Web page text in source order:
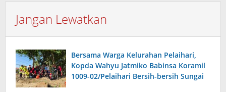
Jangan Lewatkan
Bersama Warga Kelurahan Pelaihari,
Kopda Wahyu Jatmiko Babinsa Koramil
1009-02/Pelaihari Bersih-bersih Sungai